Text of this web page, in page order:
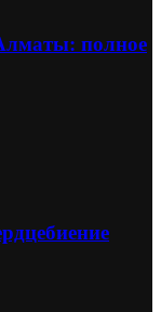
полное